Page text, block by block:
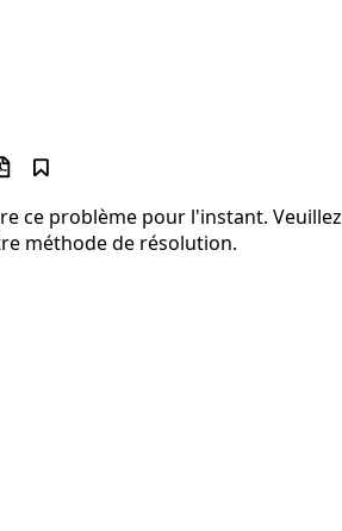

ce problème pour l'instant. Veuillez
méthode de résolution.